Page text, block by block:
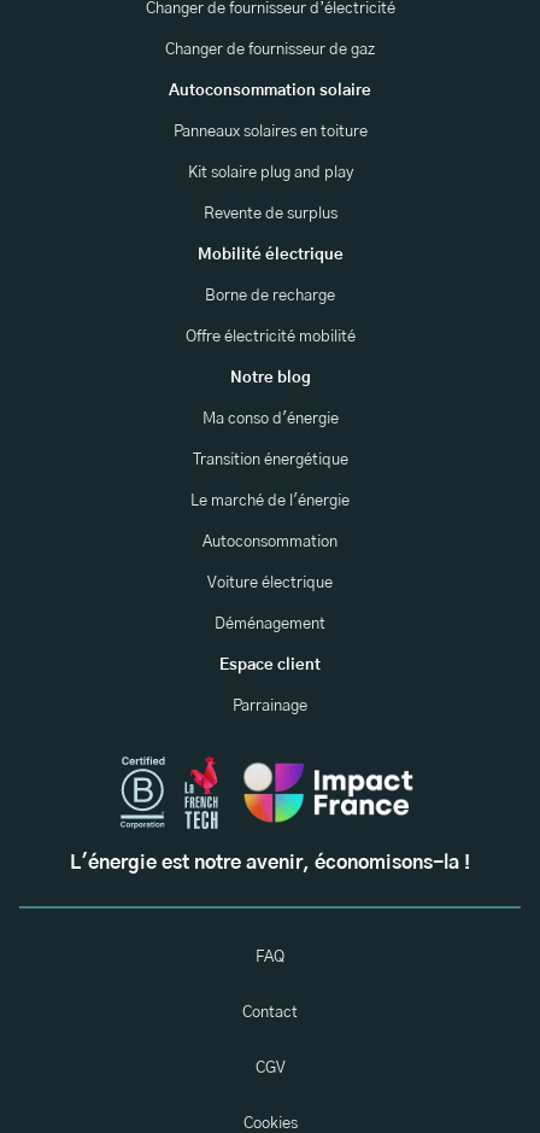
Changer de fournisseur d’électricité
Changer de fournisseur de gaz
Autoconsommation solaire
Panneaux solaires en toiture
Kit solaire plug and play
Revente de surplus
Mobilité électrique
Borne de recharge
Offre électricité mobilité
Notre blog
Ma conso d'énergie
Transition énergétique
Le marché de l'énergie
Autoconsommation
Voiture électrique
Déménagement
Espace client
Parrainage
L'énergie est notre avenir, économisons-la !
FAQ
Contact
CGV
Cookies